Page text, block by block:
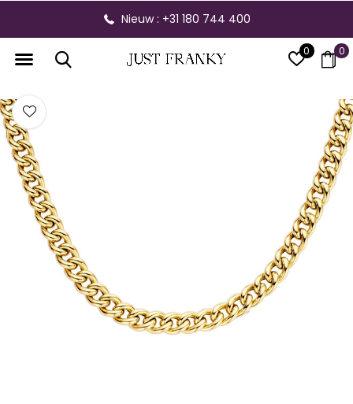
0 0
Nieuw : +31 180 744 400